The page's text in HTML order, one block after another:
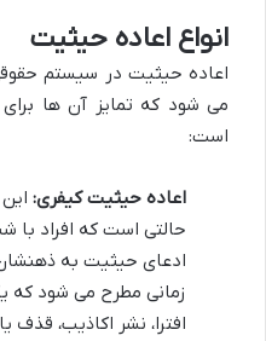
انواع اعاده حیثیت
اعاده حیثیت در سیستم
می شود که تمایز آن ها
است:
اعاده حیثیت کیفری:
حالتی است که افراد با
ادعای حیثیت به
زمانی مطرح می شود که
افترا، نشر اکاذیب، قذف